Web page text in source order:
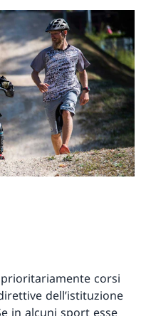
corsi
dell’istituzione
in alcuni sport esse